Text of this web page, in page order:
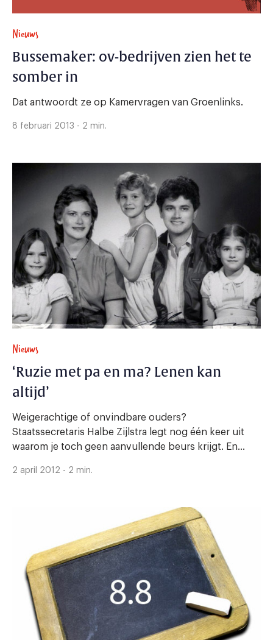
Nieuws
Bussemaker: ov-bedrijven zien het te
somber in
Dat antwoordt ze op Kamervragen van Groenlinks.
8 februari 2013 - 2 min.
Nieuws
‘Ruzie met pa en ma? Lenen kan
altijd’
Weigerachtige of onvindbare ouders?
Staatssecretaris Halbe Zijlstra legt nog één keer uit
waarom je toch geen aanvullende beurs krijgt. En...
2 april 2012 - 2 min.